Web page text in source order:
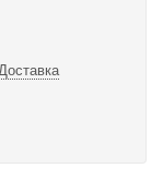
Доставка